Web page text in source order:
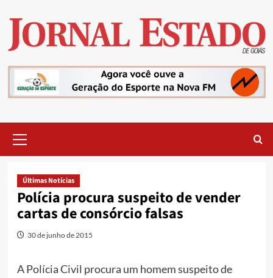
content
Menu
Últimas Notícias
Polícia procura suspeito de vender
cartas de consórcio falsas
30 de junho de 2015
A Polícia Civil procura um homem suspeito de